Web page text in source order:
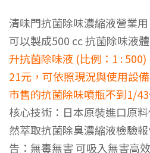
倍
-
營
清味門抗菌除味濃縮液營業
可以製成500 cc 抗菌除味液體
升抗菌除味液 (比例：1 :
21元 ， 可依照現況與使用設
市售的抗菌除味噴瓶不到1/
核心技術：日本原裝進口原
然萃取抗菌除臭濃縮液檢驗
告：無毒無害 可吸入無害高